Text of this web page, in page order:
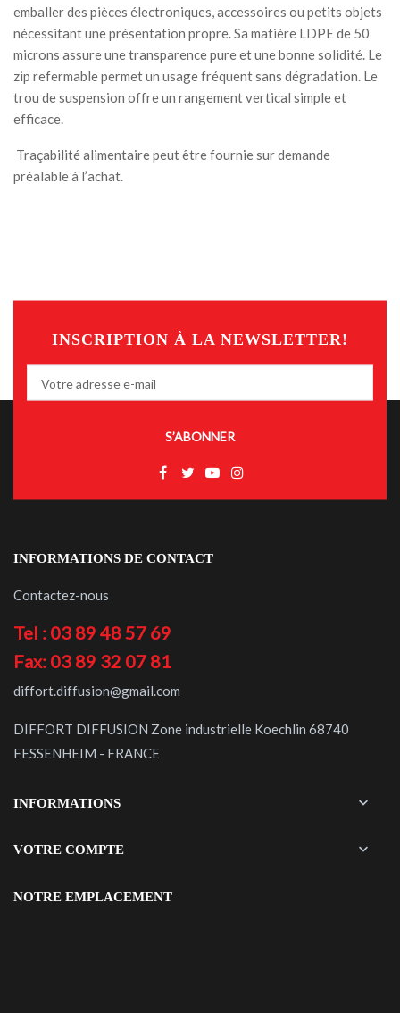
emballer des pièces électroniques, accessoires ou petits objets
nécessitant une présentation propre. Sa matière LDPE de 50
microns assure une transparence pure et une bonne solidité. Le
zip refermable permet un usage fréquent sans dégradation. Le
trou de suspension offre un rangement vertical simple et
efficace.
Traçabilité alimentaire peut être fournie sur demande
préalable à l’achat.
INSCRIPTION À LA NEWSLETTER!
S’ABONNER
INFORMATIONS DE CONTACT
Contactez-nous
Tel : 03 89 48 57 69
Fax: 03 89 32 07 81
diffort.diffusion@gmail.com
DIFFORT DIFFUSION Zone industrielle Koechlin 68740
FESSENHEIM - FRANCE
INFORMATIONS 
VOTRE COMPTE 
NOTRE EMPLACEMENT